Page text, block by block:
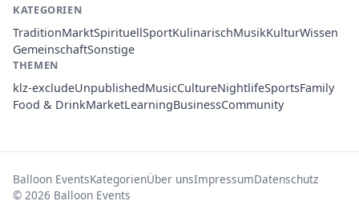
KATEGORIEN
TraditionMarktSpirituellSportKulinarischMusikKulturWissen
GemeinschaftSonstige
THEMEN
klz-excludeUnpublishedMusicCultureNightlifeSportsFamily
Food & DrinkMarketLearningBusinessCommunity
Balloon EventsKategorienÜber unsImpressumDatenschutz
© 2026 Balloon Events